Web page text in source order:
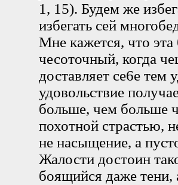
1, 15). Будем же
избегать сей
Мне кажется, что эта
чесоточный, когда
доставляет се6е тем
удовольствие
больше, чем больше
похотной страстью,
не насыщение, а
Жалости достоин
боящийся даже тени,